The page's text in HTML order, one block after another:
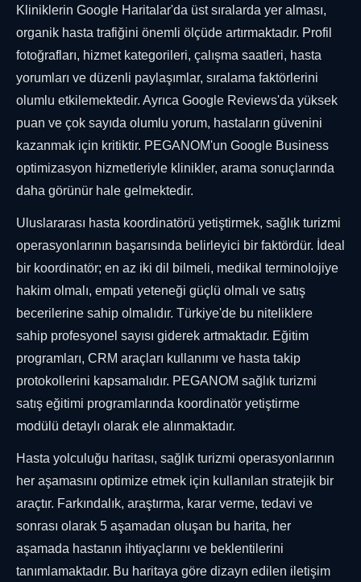
Kliniklerin Google Haritalar'da üst sıralarda yer alması,
organik hasta trafiğini önemli ölçüde artırmaktadır. Profil
fotoğrafları, hizmet kategorileri, çalışma saatleri, hasta
yorumları ve düzenli paylaşımlar, sıralama faktörlerini
olumlu etkilemektedir. Ayrıca Google Reviews'da yüksek
puan ve çok sayıda olumlu yorum, hastaların güvenini
kazanmak için kritiktir. PEGANOM'un Google Business
optimizasyon hizmetleriyle klinikler, arama sonuçlarında
daha görünür hale gelmektedir.
Uluslararası hasta koordinatörü yetiştirmek, sağlık turizmi
operasyonlarının başarısında belirleyici bir faktördür. İdeal
bir koordinatör; en az iki dil bilmeli, medikal terminolojiye
hakim olmalı, empati yeteneği güçlü olmalı ve satış
becerilerine sahip olmalıdır. Türkiye'de bu niteliklere
sahip profesyonel sayısı giderek artmaktadır. Eğitim
programları, CRM araçları kullanımı ve hasta takip
protokollerini kapsamalıdır. PEGANOM sağlık turizmi
satış eğitimi programlarında koordinatör yetiştirme
modülü detaylı olarak ele alınmaktadır.
Hasta yolculuğu haritası, sağlık turizmi operasyonlarının
her aşamasını optimize etmek için kullanılan stratejik bir
araçtır. Farkındalık, araştırma, karar verme, tedavi ve
sonrası olarak 5 aşamadan oluşan bu harita, her
aşamada hastanın ihtiyaçlarını ve beklentilerini
tanımlamaktadır. Bu haritaya göre dizayn edilen iletişim